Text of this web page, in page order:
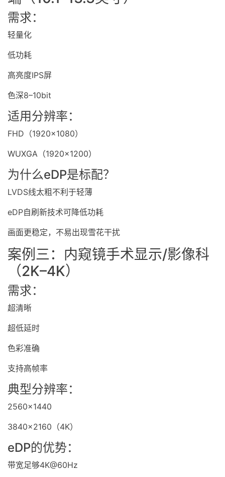
需求：
轻量化
低功耗
高亮度IPS屏
色深8–10bit
适用分辨率：
FHD（1920×1080）
WUXGA（1920×1200）
为什么eDP是标配？
LVDS线太粗不利于轻薄
eDP自刷新技术可降低功耗
画面更稳定，不易出现雪花干扰
案例三：内窥镜手术显示/影像科
（2K–4K）
需求：
超清晰
超低延时
色彩准确
支持高帧率
典型分辨率：
2560×1440
3840×2160（4K）
eDP的优势：
带宽足够4K@60Hz